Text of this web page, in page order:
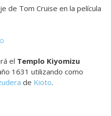
de Tom Cruise en la película
el Templo Kiyomizu
1631 utilizando como
de Kioto.